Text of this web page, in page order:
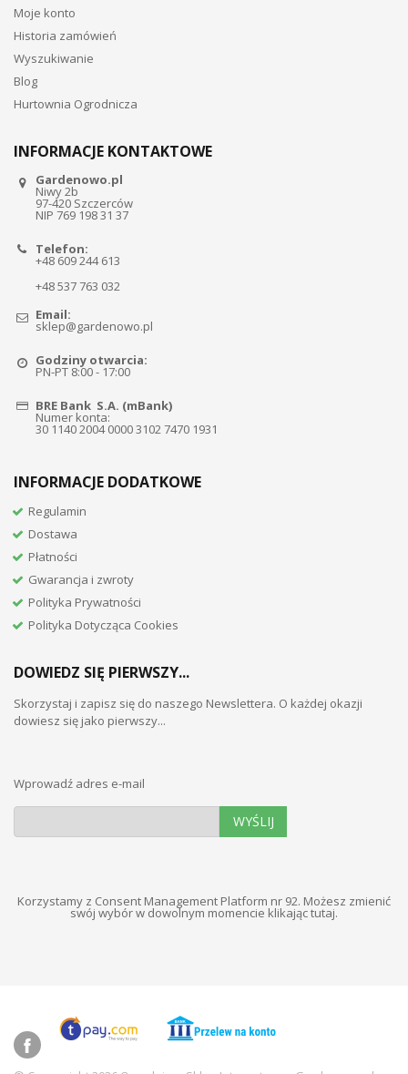
Moje konto
Historia zamówień
Wyszukiwanie
Blog
Hurtownia Ogrodnicza
INFORMACJE KONTAKTOWE
Gardenowo.pl
Niwy 2b
97-420 Szczerców
NIP 769 198 31 37
Telefon:
+48 609 244 613
+48 537 763 032
Email:
sklep@gardenowo.pl
Godziny otwarcia:
PN-PT 8:00 - 17:00
BRE Bank S.A. (mBank)
Numer konta:
30 1140 2004 0000 3102 7470 1931
INFORMACJE DODATKOWE
Regulamin
Dostawa
Płatności
Gwarancja i zwroty
Polityka Prywatności
Polityka Dotycząca Cookies
DOWIEDZ SIĘ PIERWSZY...
Skorzystaj i zapisz się do naszego Newslettera. O każdej okazji
dowiesz się jako pierwszy...
Wprowadź adres e-mail
WYŚLIJ
Korzystamy z Consent Management Platform nr 92. Możesz zmienić
swój wybór w dowolnym momencie klikając tutaj.